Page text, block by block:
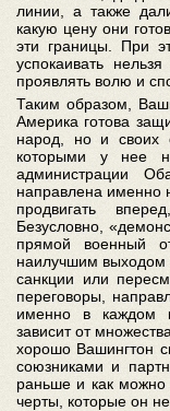
линии, а также
какую цену они
эти границы. При
успокаивать
проявлять волю и
Таким образом,
Америка готова
народ, но и своих
которыми у нее
администрации
направлена именно
продвигать
Безусловно,
прямой военный
наилучшим
санкции или
переговоры,
именно в каждом
зависит от
хорошо Вашингтон
союзниками и
раньше и как можно
черты, которые он